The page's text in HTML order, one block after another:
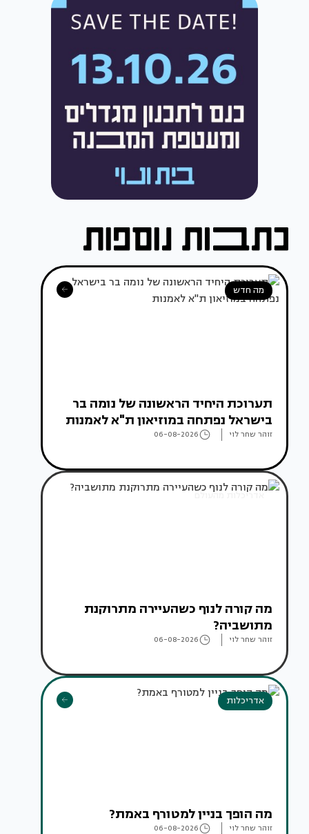
מה חדש
תערוכת היחיד הראשונה של נומה בר
בישראל נפתחה במוזיאון ת"א לאמנות
זוהר שחר לוי 06-08-2026
אדריכלות מהעולם
מה קורה לנוף כשהעיירה מתרוקנת
מתושביה?
זוהר שחר לוי 06-08-2026
אדריכלות
מה הופך בניין למטורף באמת?
זוהר שחר לוי 06-08-2026